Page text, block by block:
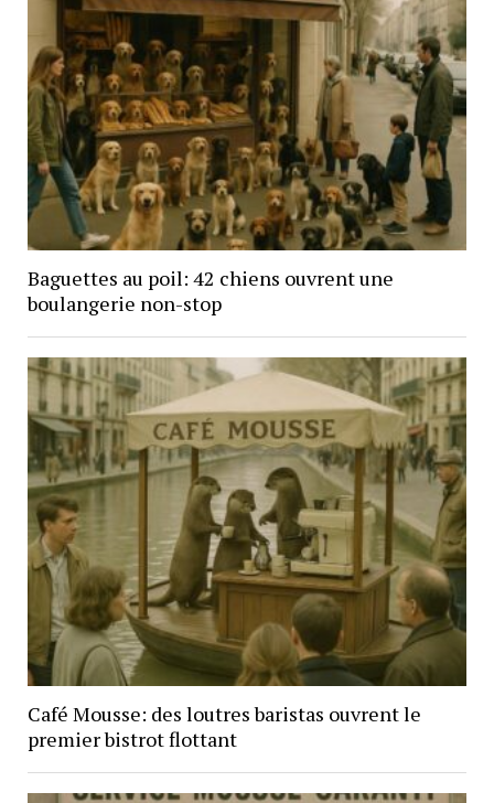
Baguettes au poil: 42 chiens ouvrent une
boulangerie non-stop
Café Mousse: des loutres baristas ouvrent le
premier bistrot flottant